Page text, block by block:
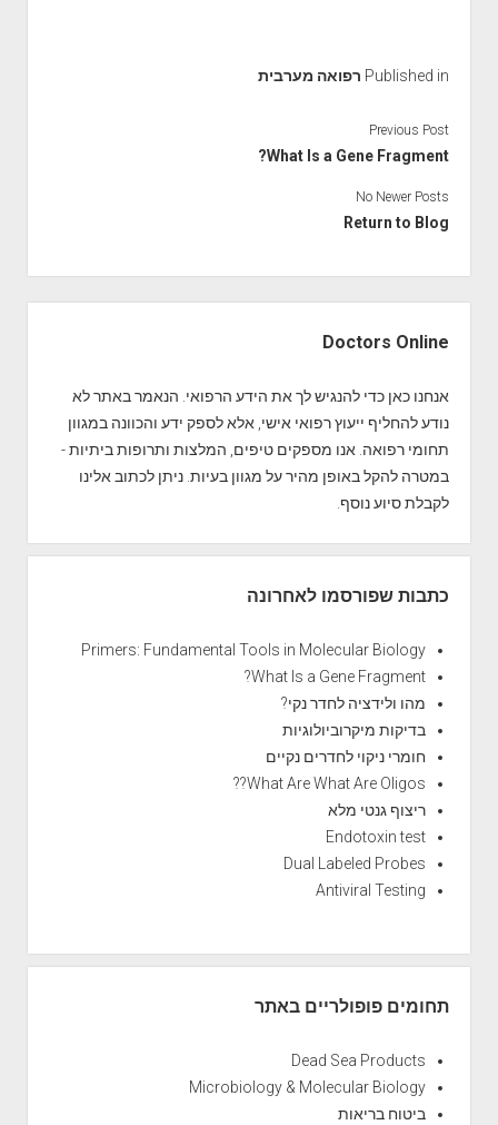
Published in רפואה מערבית
Previous Post
What Is a Gene Fragment?
No Newer Posts
Return to Blog
Doctors Online
אנחנו כאן כדי להנגיש לך את הידע הרפואי. הנאמר באתר לא
נודע להחליף ייעוץ רפואי אישי, אלא לספק ידע והכוונה במגוון
תחומי רפואה. אנו מספקים טיפים, המלצות ותרופות ביתיות -
במטרה להקל באופן מהיר על מגוון בעיות. ניתן לכתוב אלינו
לקבלת סיוע נוסף.
כתבות שפורסמו לאחרונה
Primers: Fundamental Tools in Molecular Biology
What Is a Gene Fragment?
מהו ולידציה לחדר נקי?
בדיקות מיקרוביולוגיות
חומרי ניקוי לחדרים נקיים
What Are What Are Oligos??
ריצוף גנטי מלא
Endotoxin test
Dual Labeled Probes
Antiviral Testing
תחומים פופולריים באתר
Dead Sea Products
Microbiology & Molecular Biology
ביטוח בריאות